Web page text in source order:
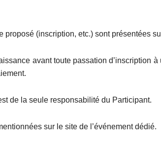
(inscription, etc.) sont présentées
avant toute passation d’inscription
de la seule responsabilité du Participant.
sur le site de l’événement dédié.